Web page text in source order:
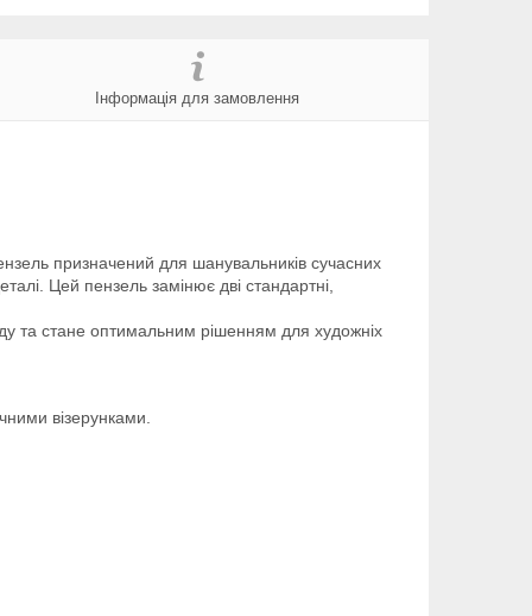
Інформація для замовлення
призначений для шанувальників сучасних
Цей пензель замінює дві стандартні,
та стане оптимальним рішенням для художніх
візерунками.